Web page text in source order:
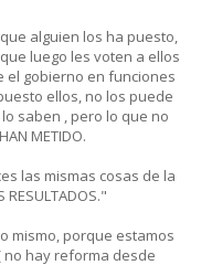
alguien los ha puesto,
luego les voten a ellos
el gobierno en funciones
ellos, no los puede
saben , pero lo que no
METIDO.
las mismas cosas de la
mismo, porque estamos
hay reforma desde